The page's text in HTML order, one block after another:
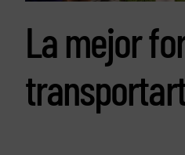
La mejor